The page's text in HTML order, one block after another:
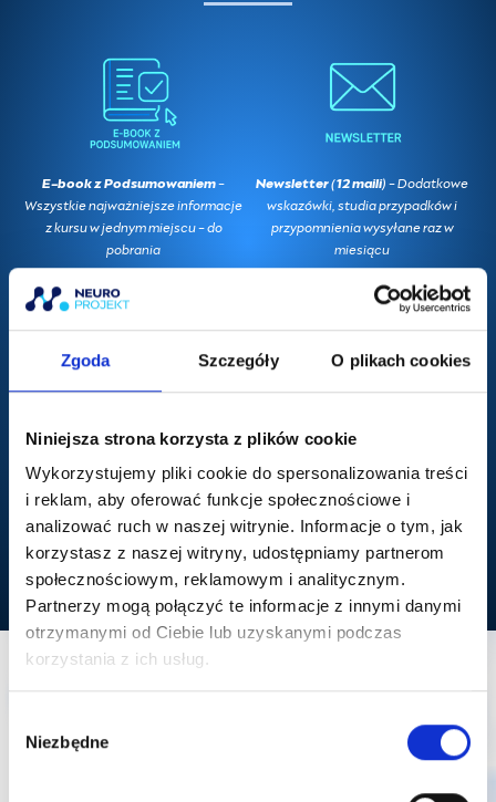
Zgoda Szczegóły O plikach cookies
Niniejsza strona korzysta z plików cookie
Wykorzystujemy pliki cookie do spersonalizowania treści
i reklam, aby oferować funkcje społecznościowe i
analizować ruch w naszej witrynie. Informacje o tym, jak
korzystasz z naszej witryny, udostępniamy partnerom
społecznościowym, reklamowym i analitycznym.
Partnerzy mogą połączyć te informacje z innymi danymi
otrzymanymi od Ciebie lub uzyskanymi podczas
korzystania z ich usług.
Niezbędne
E-book z Podsumowaniem-
Wszystkie najważniejsze informacje
z kursu w jednym miejscu - do
pobrania
Newsletter (12 maili) - Dodatkowe
wskazówki, studia przypadków i
przypomnienia wysyłane raz w
miesiącu
Oszczędź czas i używaj
sprawdzonych wzorców.
po krok
DOŁĄCZAM DO KURSU
Program kursu